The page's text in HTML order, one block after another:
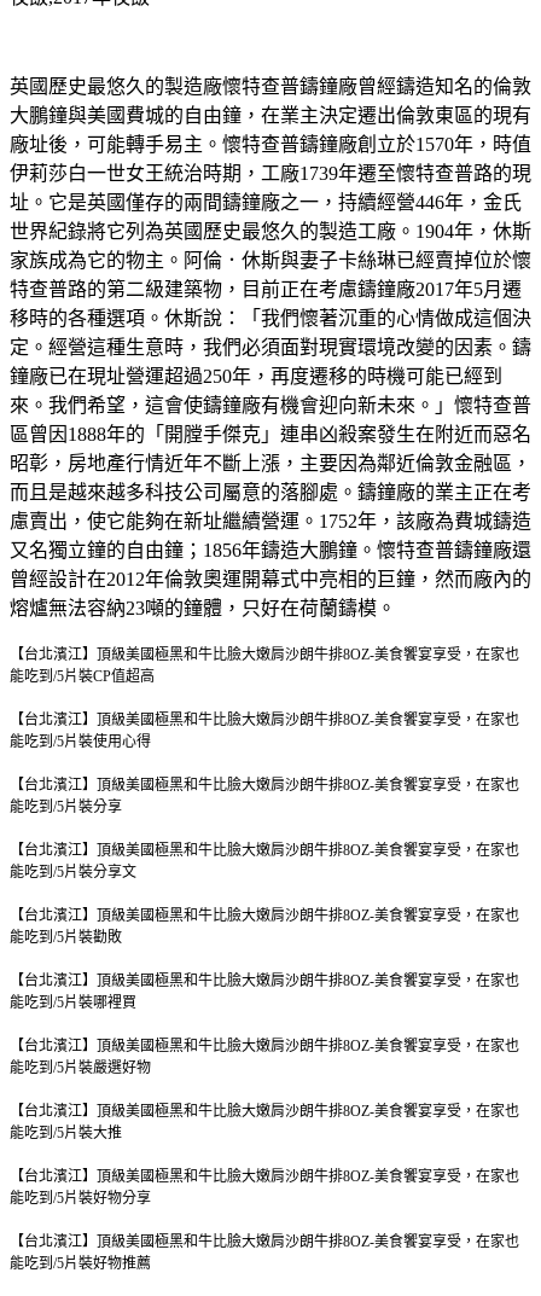
英國歷史最悠久的製造廠懷特查普鑄鐘廠曾經鑄造知名的倫敦
大鵬鐘與美國費城的自由鐘，在業主決定遷出倫敦東區的現有
廠址後，可能轉手易主。懷特查普鑄鐘廠創立於1570年，時值
伊莉莎白一世女王統治時期，工廠1739年遷至懷特查普路的現
址。它是英國僅存的兩間鑄鐘廠之一，持續經營446年，金氏
世界紀錄將它列為英國歷史最悠久的製造工廠。1904年，休斯
家族成為它的物主。阿倫．休斯與妻子卡絲琳已經賣掉位於懷
特查普路的第二級建築物，目前正在考慮鑄鐘廠2017年5月遷
移時的各種選項。休斯說：「我們懷著沉重的心情做成這個決
定。經營這種生意時，我們必須面對現實環境改變的因素。鑄
鐘廠已在現址營運超過250年，再度遷移的時機可能已經到
來。我們希望，這會使鑄鐘廠有機會迎向新未來。」懷特查普
區曾因1888年的「開膛手傑克」連串凶殺案發生在附近而惡名
昭彰，房地產行情近年不斷上漲，主要因為鄰近倫敦金融區，
而且是越來越多科技公司屬意的落腳處。鑄鐘廠的業主正在考
慮賣出，使它能夠在新址繼續營運。1752年，該廠為費城鑄造
又名獨立鐘的自由鐘；1856年鑄造大鵬鐘。懷特查普鑄鐘廠還
曾經設計在2012年倫敦奧運開幕式中亮相的巨鐘，然而廠內的
熔爐無法容納23噸的鐘體，只好在荷蘭鑄模。
【台北濱江】頂級美國極黑和牛比臉大嫩肩沙朗牛排8OZ-美食饗宴享受，在家也
能吃到/5片裝CP值超高
【台北濱江】頂級美國極黑和牛比臉大嫩肩沙朗牛排8OZ-美食饗宴享受，在家也
能吃到/5片裝使用心得
【台北濱江】頂級美國極黑和牛比臉大嫩肩沙朗牛排8OZ-美食饗宴享受，在家也
能吃到/5片裝分享
【台北濱江】頂級美國極黑和牛比臉大嫩肩沙朗牛排8OZ-美食饗宴享受，在家也
能吃到/5片裝分享文
【台北濱江】頂級美國極黑和牛比臉大嫩肩沙朗牛排8OZ-美食饗宴享受，在家也
能吃到/5片裝勸敗
【台北濱江】頂級美國極黑和牛比臉大嫩肩沙朗牛排8OZ-美食饗宴享受，在家也
能吃到/5片裝哪裡買
【台北濱江】頂級美國極黑和牛比臉大嫩肩沙朗牛排8OZ-美食饗宴享受，在家也
能吃到/5片裝嚴選好物
【台北濱江】頂級美國極黑和牛比臉大嫩肩沙朗牛排8OZ-美食饗宴享受，在家也
能吃到/5片裝大推
【台北濱江】頂級美國極黑和牛比臉大嫩肩沙朗牛排8OZ-美食饗宴享受，在家也
能吃到/5片裝好物分享
【台北濱江】頂級美國極黑和牛比臉大嫩肩沙朗牛排8OZ-美食饗宴享受，在家也
能吃到/5片裝好物推薦